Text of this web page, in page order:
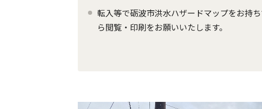
転入等で砺波市洪水ハザードマップをお持
ら閲覧・印刷をお願いいたします。